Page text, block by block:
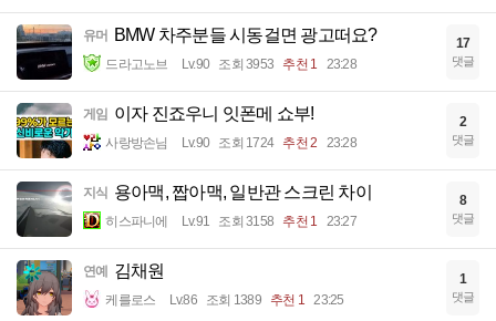
유머 BMW 차주분들 시동걸면 광고떠요?
드라고노브 Lv.90 조회 3953 추천 1 23:28
17
댓글
게임 이자 진죠우니 잇폰메 쇼부!
사랑방손님 Lv.90 조회 1724 추천 2 23:28
2
댓글
지식 용아맥, 짭아맥, 일반관 스크린 차이
히스파니에 Lv.91 조회 3158 추천 1 23:27
8
댓글
연예 김채원
케를로스 Lv.86 조회 1389 추천 1 23:25
1
댓글